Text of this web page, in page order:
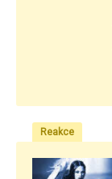
Reakce